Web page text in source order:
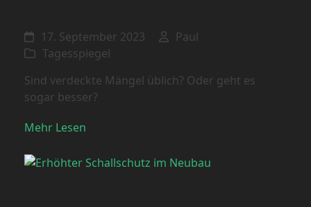
17. September 2023
Paul
Tagesspiegel
Sind verdeckte Mängel üblich? Oder geht es
sogar besser?
Mehr Lesen